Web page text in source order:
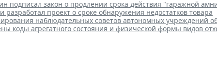
подписал закон о продлении срока действия "гаражной
разработал проект о сроке обнаружения недостатков товара
наблюдательных советов автономных учреждений
коды агрегатного состояния и физической формы видов